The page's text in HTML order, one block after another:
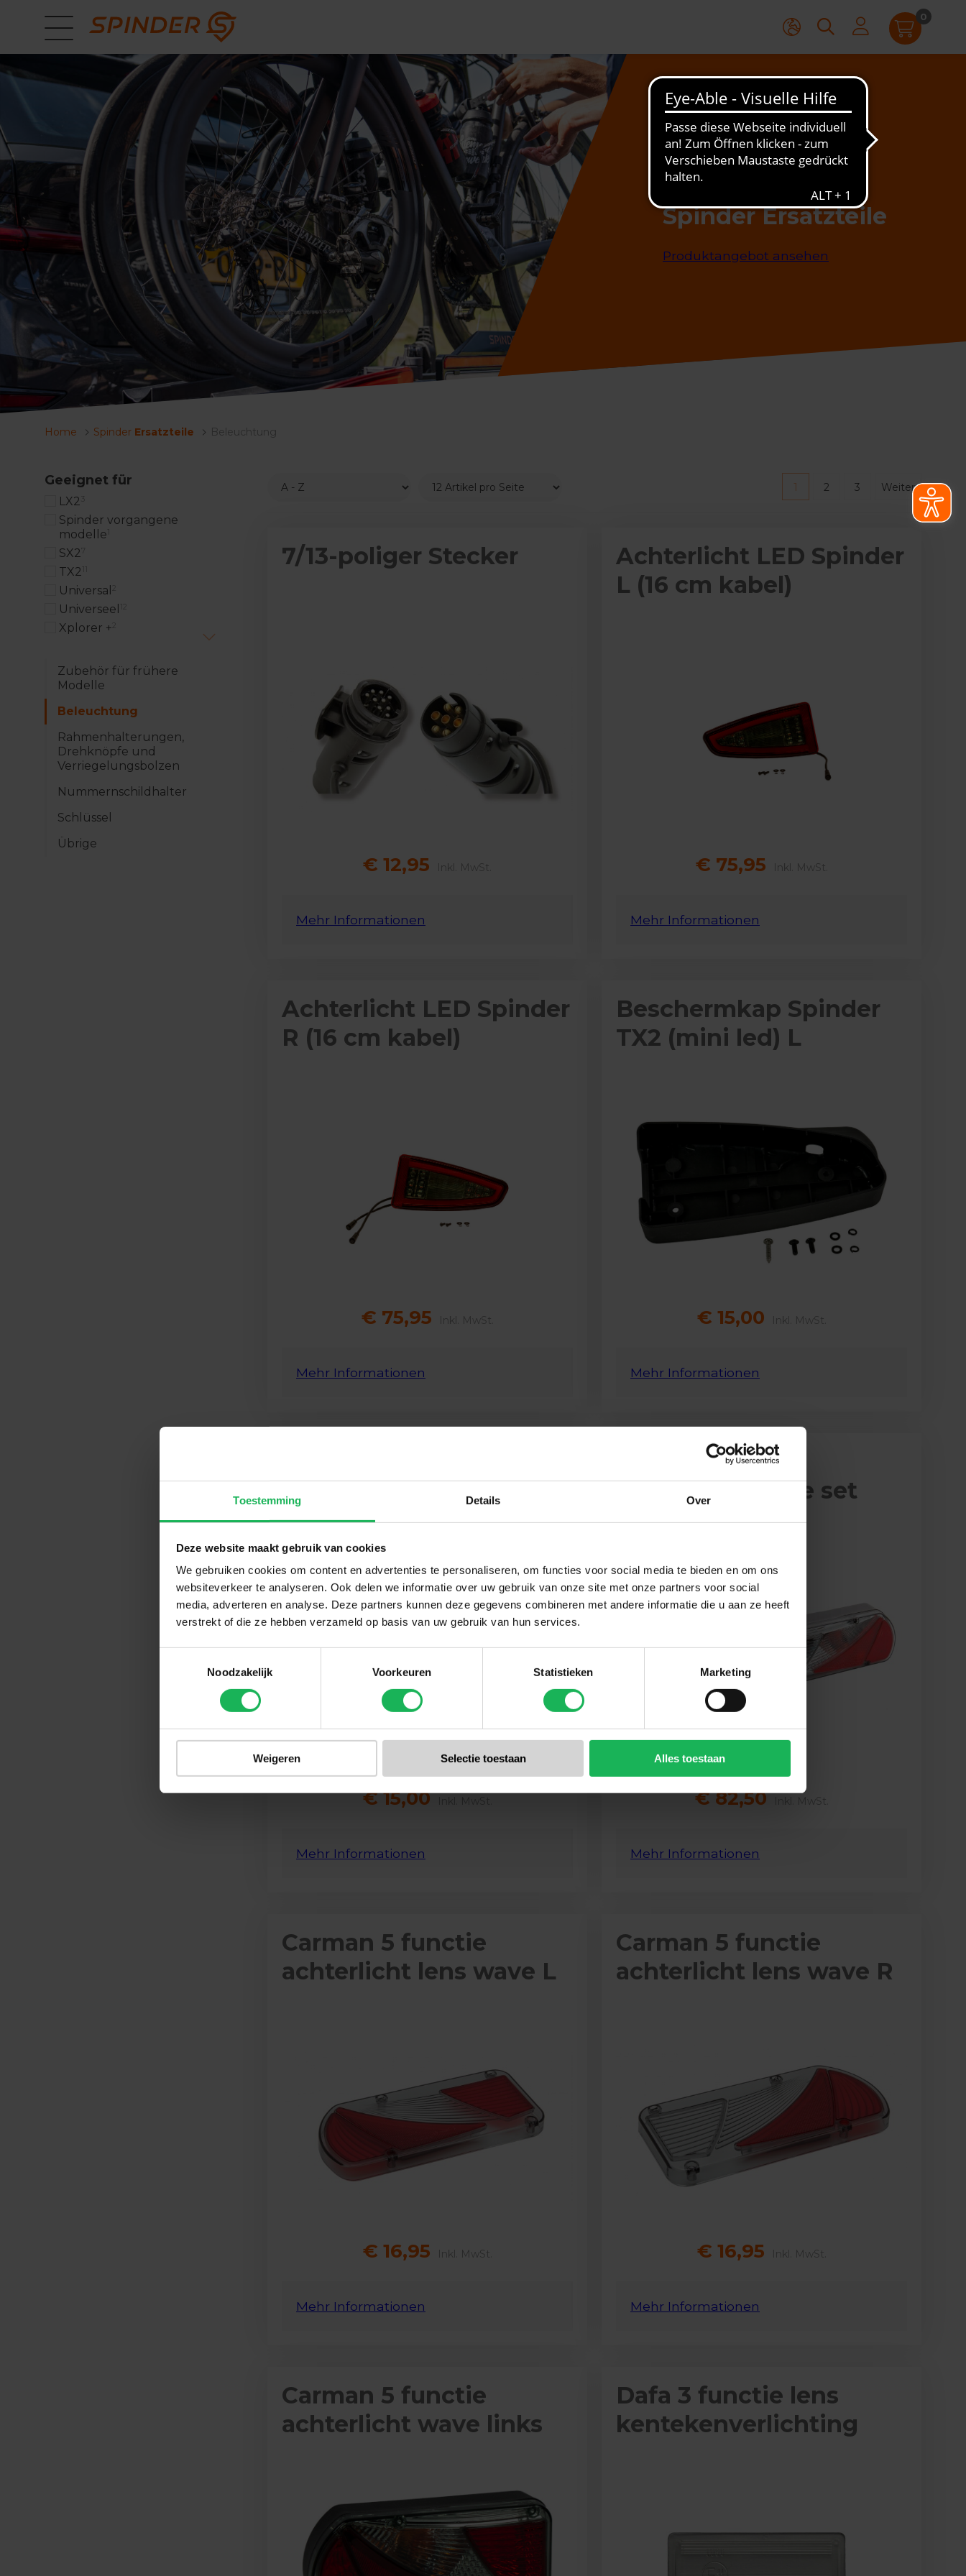
Toestemming Details Over
Deze website maakt gebruik van cookies
We gebruiken cookies om content en advertenties te personaliseren, om functies voor social media te bieden en om ons
websiteverkeer te analyseren. Ook delen we informatie over uw gebruik van onze site met onze partners voor social
media, adverteren en analyse. Deze partners kunnen deze gegevens combineren met andere informatie die u aan ze heeft
verstrekt of die ze hebben verzameld op basis van uw gebruik van hun services.
Noodzakelijk
Voorkeuren Statistieken Marketing
Weigeren Selectie toestaan Alles toestaan
0
SpinderErsatzteile
Produktangebot ansehen
Home Spinder Ersatzteile Beleuchtung
Geeignet für
LX2
Spinder vorgangene
modelle
SX2
TX2
Universal
Universeel
Xplorer +
Zubehör für frühere
Modelle
Beleuchtung
Rahmenhalterungen,
Drehknöpfe und
Verriegelungsbolzen
Nummernschildhalter
Schlüssel
Übrige
1 2 3 Weiter
7/13-poliger Stecker
€ 12,95 Inkl. MwSt.
Mehr Informationen
Achterlicht LED Spinder
L (16 cm kabel)
€ 75,95 Inkl. MwSt.
Mehr Informationen
Achterlicht LED Spinder
R (16 cm kabel)
€ 75,95 Inkl. MwSt.
Mehr Informationen
Beschermkap Spinder
TX2 (mini led) L
€ 15,00 Inkl. MwSt.
Mehr Informationen
TX2 (mini led) R
€ 15,00
Mehr Informationen
Carman 5 func.
achterlicht wave set
comp
€ 82,50 Inkl. MwSt.
Mehr Informationen
Carman 5 functie
achterlicht lens wave L
€ 16,95 Inkl. MwSt.
Mehr Informationen
Carman 5 functie
achterlicht lens wave R
€ 16,95 Inkl. MwSt.
Mehr Informationen
Carman 5 functie
achterlicht wave links
Dafa 3 functie lens
kentekenverlichting